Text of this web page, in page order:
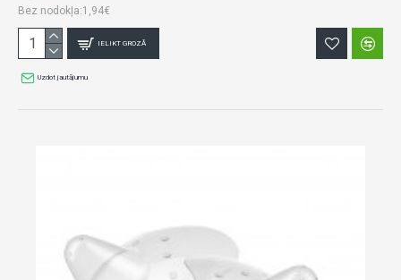
Bez nodokļa:1,94€
IELIKT GROZĀ
Uzdot jautājumu